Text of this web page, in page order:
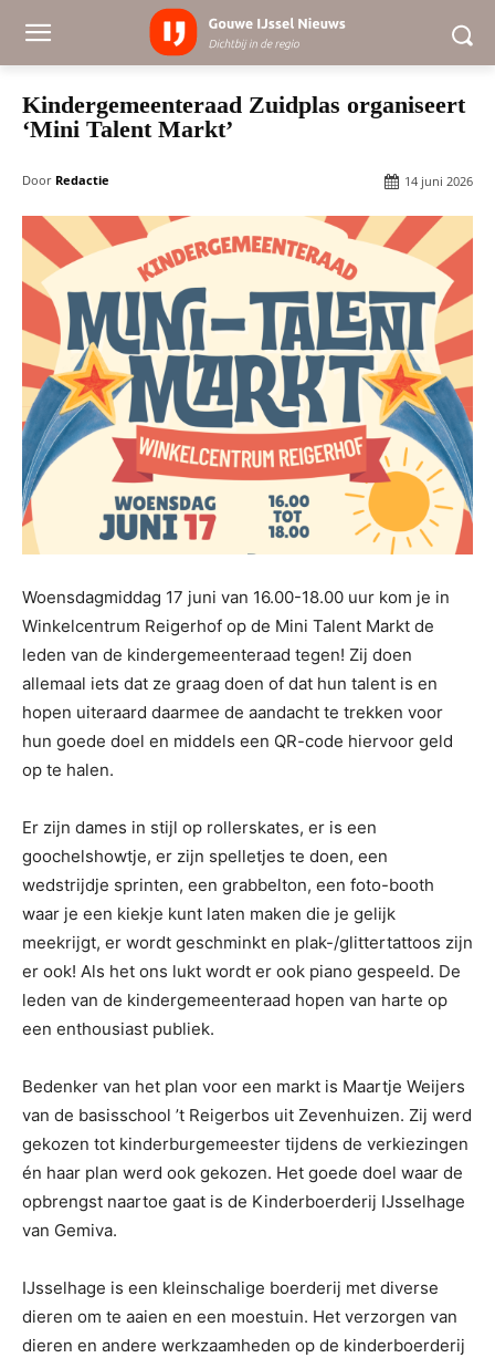
Kindergemeenteraad Zuidplas organiseert
‘Mini Talent Markt’
Door Redactie 14 juni 2026
Woensdagmiddag 17 juni van 16.00-18.00 uur kom je in
Winkelcentrum Reigerhof op de Mini Talent Markt de
leden van de kindergemeenteraad tegen! Zij doen
allemaal iets dat ze graag doen of dat hun talent is en
hopen uiteraard daarmee de aandacht te trekken voor
hun goede doel en middels een QR-code hiervoor geld
op te halen.
Er zijn dames in stijl op rollerskates, er is een
goochelshowtje, er zijn spelletjes te doen, een
wedstrijdje sprinten, een grabbelton, een foto-booth
waar je een kiekje kunt laten maken die je gelijk
meekrijgt, er wordt geschminkt en plak-/glittertattoos zijn
er ook! Als het ons lukt wordt er ook piano gespeeld. De
leden van de kindergemeenteraad hopen van harte op
een enthousiast publiek.
Bedenker van het plan voor een markt is Maartje Weijers
van de basisschool ’t Reigerbos uit Zevenhuizen. Zij werd
gekozen tot kinderburgemeester tijdens de verkiezingen
én haar plan werd ook gekozen. Het goede doel waar de
opbrengst naartoe gaat is de Kinderboerderij IJsselhage
van Gemiva.
IJsselhage is een kleinschalige boerderij met diverse
dieren om te aaien en een moestuin. Het verzorgen van
dieren en andere werkzaamheden op de kinderboerderij